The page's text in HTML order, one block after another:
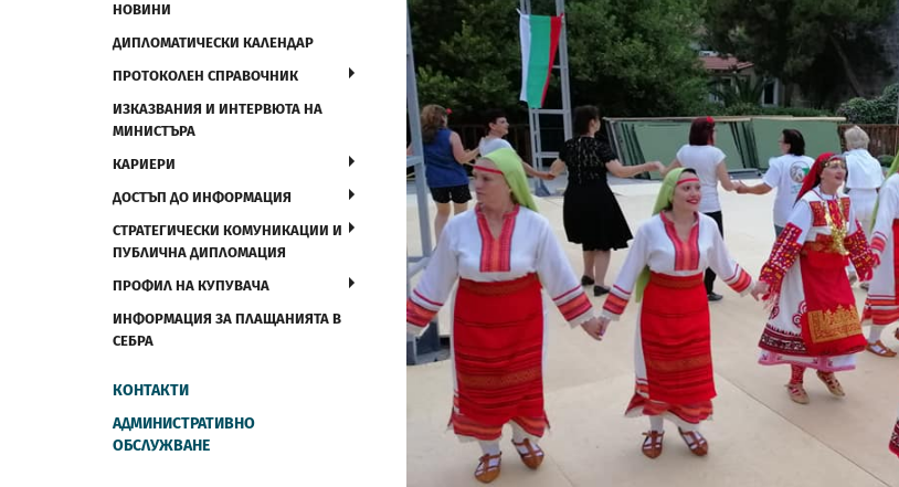
НОВИНИ
ДИПЛОМАТИЧЕСКИ КАЛЕНДАР
ПРОТОКОЛЕН СПРАВОЧНИК
ИЗКАЗВАНИЯ И ИНТЕРВЮТА НА
МИНИСТЪРА
КАРИЕРИ
ДОСТЪП ДО ИНФОРМАЦИЯ
СТРАТЕГИЧЕСКИ КОМУНИКАЦИИ И
ПУБЛИЧНА ДИПЛОМАЦИЯ
ПРОФИЛ НА КУПУВАЧА
ИНФОРМАЦИЯ ЗА ПЛАЩАНИЯТА В
СЕБРА
КОНТАКТИ
АДМИНИСТРАТИВНО
ОБСЛУЖВАНЕ